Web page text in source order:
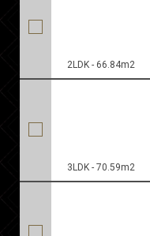
2LDK - 66.84m2
3LDK - 70.59m2